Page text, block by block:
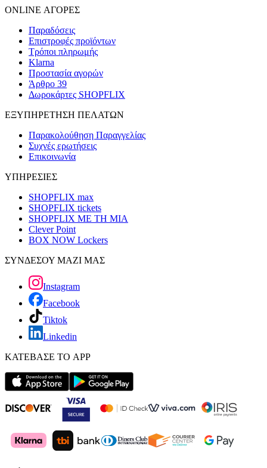
ONLINE ΑΓΟΡΕΣ
Παραδόσεις
Επιστροφές προϊόντων
Τρόποι πληρωμής
Klarna
Προστασία αγορών
Άρθρο 39
Δωροκάρτες SHOPFLIX
ΕΞΥΠΗΡΕΤΗΣΗ ΠΕΛΑΤΩΝ
Παρακολούθηση Παραγγελίας
Συχνές ερωτήσεις
Επικοινωνία
ΥΠΗΡΕΣΙΕΣ
SHOPFLIX max
SHOPFLIX tickets
SHOPFLIX ΜΕ ΤΗ ΜΙΑ
Clever Point
BOX NOW Lockers
ΣΥΝΔΕΣΟΥ ΜΑΖΙ ΜΑΣ
Instagram
Facebook
Tiktok
Linkedin
ΚΑΤΕΒΑΣΕ ΤΟ APP